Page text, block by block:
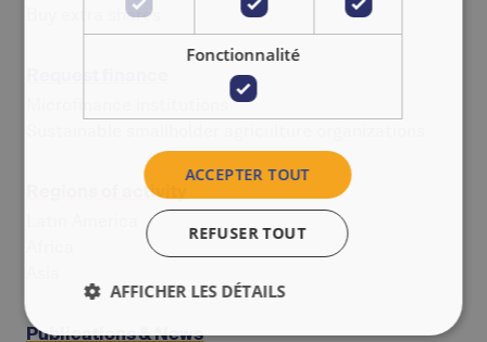
Buy extra shares
Regions of activity
Publications & News
Fonctionnalité
ACCEPTER TOUT
REFUSER TOUT
AFFICHER LES DÉTAILS